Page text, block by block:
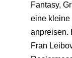
Fantasy,
eine kleine
anpreisen.
Fran